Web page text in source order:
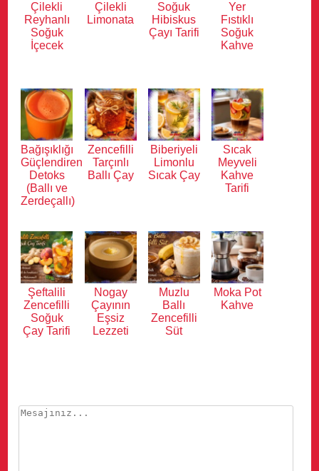
Çilekli
Reyhanlı
Soğuk
İçecek
Çilekli
Limonata
Soğuk
Hibiskus
Çayı Tarifi
Yer
Fıstıklı
Soğuk
Kahve
Bağışıklığı
Güçlendiren
Detoks
(Ballı ve
Zerdeçallı)
Zencefilli
Tarçınlı
Ballı Çay
Biberiyeli
Limonlu
Sıcak Çay
Sıcak
Meyveli
Kahve
Tarifi
Şeftalili
Zencefilli
Soğuk
Çay Tarifi
Nogay
Çayının
Eşsiz
Lezzeti
Muzlu
Ballı
Zencefilli
Süt
Moka Pot
Kahve